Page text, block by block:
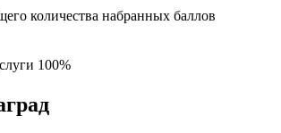
количества набранных баллов
100%